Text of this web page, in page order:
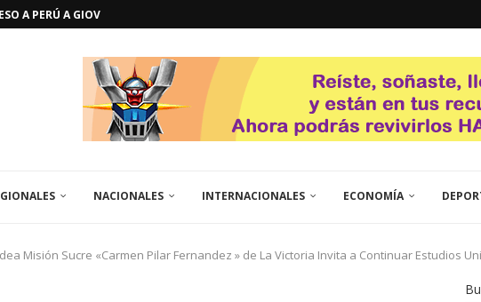
A PERÚ A GIOVANNA
NACIONALES INTERNACIONALES ECONOMÍA
Misión Sucre «Carmen Pilar Fernandez » de La Victoria Invita a Continuar Estudios